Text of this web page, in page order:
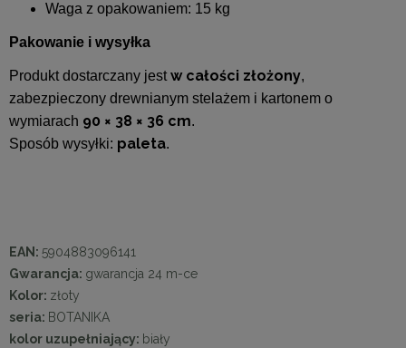
Waga z opakowaniem: 15 kg
Pakowanie i wysyłka
Produkt dostarczany jestw całości złożony,
zabezpieczony drewnianym stelażem i kartonem o
wymiarach 90 × 38 × 36 cm.
Sposób wysyłki: paleta.
EAN: 5904883096141
Gwarancja: gwarancja 24 m-ce
Kolor: złoty
seria: BOTANIKA
kolor uzupełniający: biały